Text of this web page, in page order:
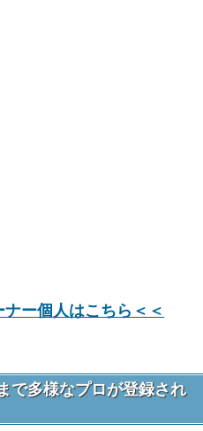
ー個人はこちら＜＜
で多様なプロが登録され